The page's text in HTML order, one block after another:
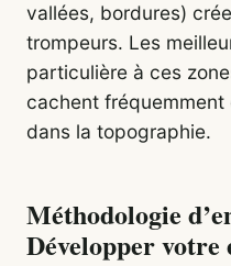
vallées, bordures)
trompeurs. Les
particulière à ces
cachent
dans la topographie.
Méthodologie
Développer votre